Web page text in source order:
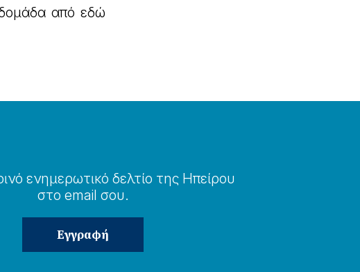
από εδώ
ενημερωτɩκό δελτίο της Ηπείρου
στο email σου.